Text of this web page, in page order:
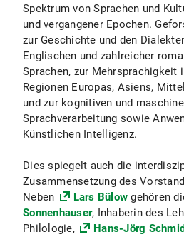
Spektrum von Sprachen und
und vergangener Epochen.
zur Geschichte und den
Englischen und zahlreicher
Sprachen, zur Mehrsprachigkeit
Regionen Europas, Asiens,
und zur kognitiven und
Sprachverarbeitung sowie
Künstlichen Intelligenz.
Dies spiegelt auch die
Zusammensetzung des
Neben
Lars Bülow gehören
Sonnenhauser, Inhaberin des
Philologie,
Hans-Jörg